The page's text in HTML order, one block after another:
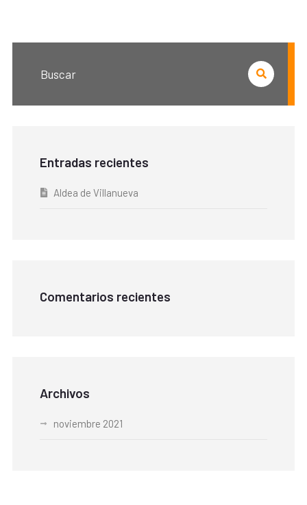
Entradas recientes
Aldea de Villanueva
Comentarios recientes
Archivos
noviembre 2021